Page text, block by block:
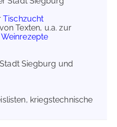
Tischzucht
Texten, u.a. zur
Weinrezepte
Siegburg und
kriegstechnische